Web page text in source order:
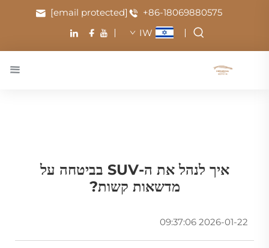
+86-18069880575
[email protected]
IW
איך לנהל את ה-SUV בביטחה על
מדשאות קשות?
2026-01-22 09:37:06